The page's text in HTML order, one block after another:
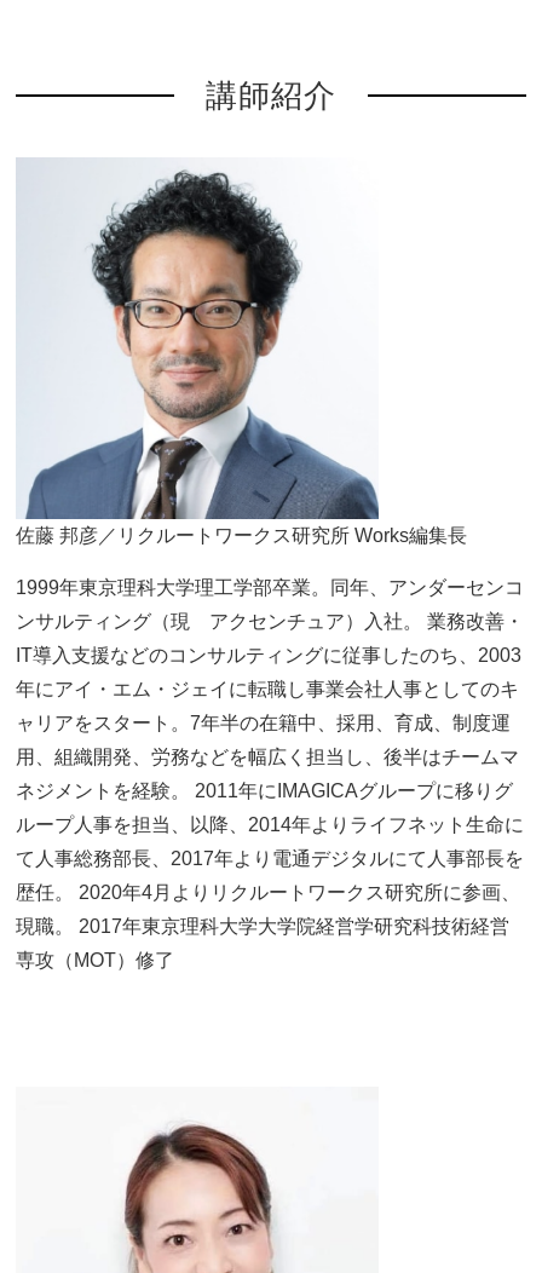
講師紹介
佐藤 邦彦／リクルートワークス研究所 Works編集長
1999年東京理科大学理工学部卒業。同年、アンダーセンコ
ンサルティング（現 アクセンチュア）入社。 業務改善・
IT導入支援などのコンサルティングに従事したのち、2003
年にアイ・エム・ジェイに転職し事業会社人事としてのキ
ャリアをスタート。7年半の在籍中、採用、育成、制度運
用、組織開発、労務などを幅広く担当し、後半はチームマ
ネジメントを経験。 2011年にIMAGICAグループに移りグ
ループ人事を担当、以降、2014年よりライフネット生命に
て人事総務部長、2017年より電通デジタルにて人事部長を
歴任。 2020年4月よりリクルートワークス研究所に参画、
現職。 2017年東京理科大学大学院経営学研究科技術経営
専攻（MOT）修了